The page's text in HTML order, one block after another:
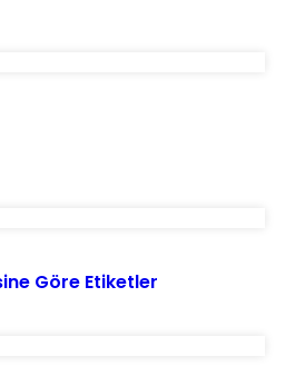
Göre Etiketler